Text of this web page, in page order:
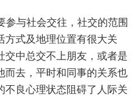
参与社会交往，社交的范围
方式及地理位置有很大关
交中总交不上朋友，或者是
而去，平时和同事的关系也
不良心理状态阻碍了人际关